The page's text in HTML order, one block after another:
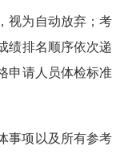
视为自动放弃；考
绩排名顺序依次递
申请人员体检标准
事项以及所有参考